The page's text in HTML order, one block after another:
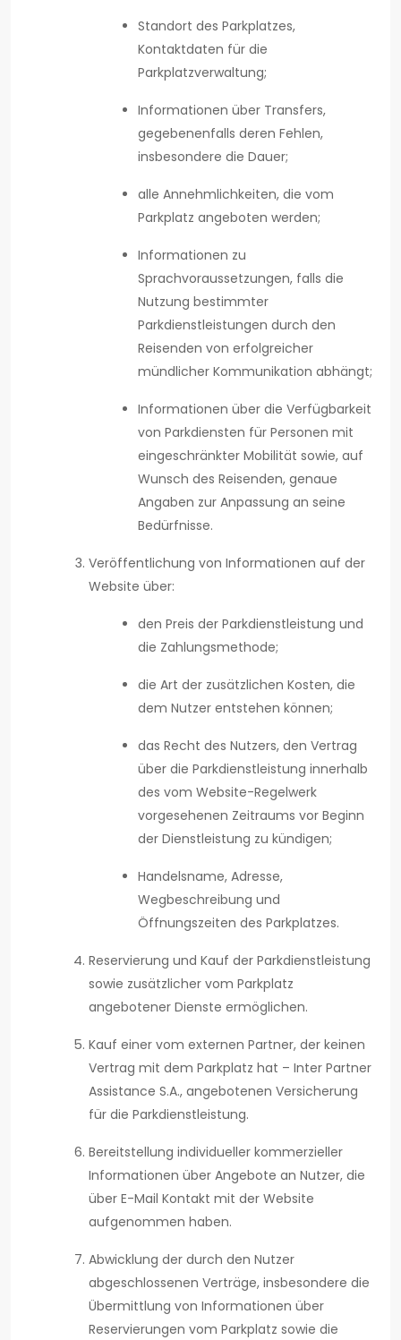
Standort des Parkplatzes,
Kontaktdaten für die
Parkplatzverwaltung;
Informationen über Transfers,
gegebenenfalls deren Fehlen,
insbesondere die Dauer;
alle Annehmlichkeiten, die vom
Parkplatz angeboten werden;
Informationen zu
Sprachvoraussetzungen, falls die
Nutzung bestimmter
Parkdienstleistungen durch den
Reisenden von erfolgreicher
mündlicher Kommunikation abhängt;
Informationen über die Verfügbarkeit
von Parkdiensten für Personen mit
eingeschränkter Mobilität sowie, auf
Wunsch des Reisenden, genaue
Angaben zur Anpassung an seine
Bedürfnisse.
Veröffentlichung von Informationen auf der
Website über:
den Preis der Parkdienstleistung und
die Zahlungsmethode;
die Art der zusätzlichen Kosten, die
dem Nutzer entstehen können;
das Recht des Nutzers, den Vertrag
über die Parkdienstleistung innerhalb
des vom Website-Regelwerk
vorgesehenen Zeitraums vor Beginn
der Dienstleistung zu kündigen;
Handelsname, Adresse,
Wegbeschreibung und
Öffnungszeiten des Parkplatzes.
Reservierung und Kauf der Parkdienstleistung
sowie zusätzlicher vom Parkplatz
angebotener Dienste ermöglichen.
Kauf einer vom externen Partner, der keinen
Vertrag mit dem Parkplatz hat – Inter Partner
Assistance S.A., angebotenen Versicherung
für die Parkdienstleistung.
Bereitstellung individueller kommerzieller
Informationen über Angebote an Nutzer, die
über E-Mail Kontakt mit der Website
aufgenommen haben.
Abwicklung der durch den Nutzer
abgeschlossenen Verträge, insbesondere die
Übermittlung von Informationen über
Reservierungen vom Parkplatz sowie die